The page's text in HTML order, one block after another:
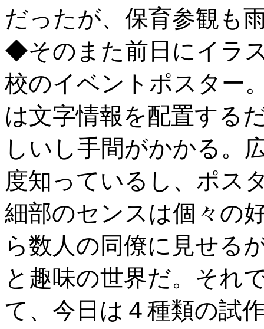
だったが、保育参観も
◆そのまた前日にイラ
校のイベントポスター
は文字情報を配置する
しいし手間がかかる。
度知っているし、ポス
細部のセンスは個々の
ら数人の同僚に見せる
と趣味の世界だ。それ
て、今日は４種類の試